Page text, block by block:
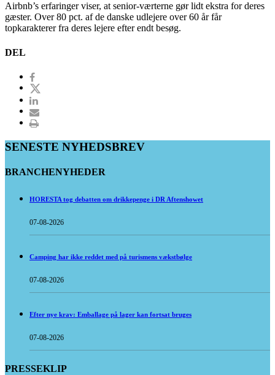
Airbnb’s erfaringer viser, at senior-værterne gør lidt ekstra for deres
gæster. Over 80 pct. af de danske udlejere over 60 år får
topkarakterer fra deres lejere efter endt besøg.
DEL
SENESTE NYHEDSBREV
BRANCHENYHEDER
HORESTA tog debatten om drikkepenge i DR Aftenshowet
07-08-2026
Camping har ikke reddet med på turismens vækstbølge
07-08-2026
Efter nye krav: Emballage på lager kan fortsat bruges
07-08-2026
PRESSEKLIP